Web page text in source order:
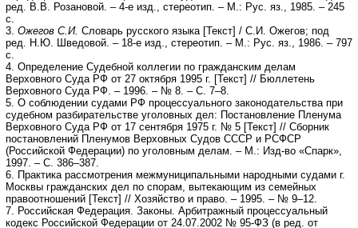
ред. В.В. Розановой. – 4-е изд., стереотип. – М.: Рус. яз., 1985. – 245
с.
3. Ожегов С.И. Словарь русского языка [Текст] / С.И. Ожегов; под
ред. Н.Ю. Шведовой. – 18-е изд., стереотип. – М.: Рус. яз., 1986. – 797
с.
4. Определение Судебной коллегии по гражданским делам
Верховного Суда РФ от 27 октября 1995 г. [Текст] // Бюллетень
Верховного Суда РФ. – 1996. – № 8. – С. 7–8.
5. О соблюдении судами РФ процессуального законодательства при
судебном разбирательстве уголовных дел: Постановление Пленума
Верховного Суда РФ от 17 сентября 1975 г. № 5 [Текст] // Сборник
постановлений Пленумов Верховных Судов СССР и РСФСР
(Российской Федерации) по уголовным делам. – М.: Изд-во «Спарк»,
1997. – С. 386–387.
6. Практика рассмотрения межмуниципальными народными судами г.
Москвы гражданских дел по спорам, вытекающим из семейных
правоотношений [Текст] // Хозяйство и право. – 1995. – № 9–12.
7. Российская Федерация. Законы. Арбитражный процессуальный
кодекс Российской Федерации от 24.07.2002 № 95-ФЗ (в ред. от